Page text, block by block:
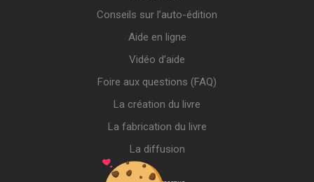
Conseils sur l’auto-édition
Aide en ligne
Vidéo d’aide
Foire aux questions (FAQ)
La création du livre
La fabrication du livre
La diffusion